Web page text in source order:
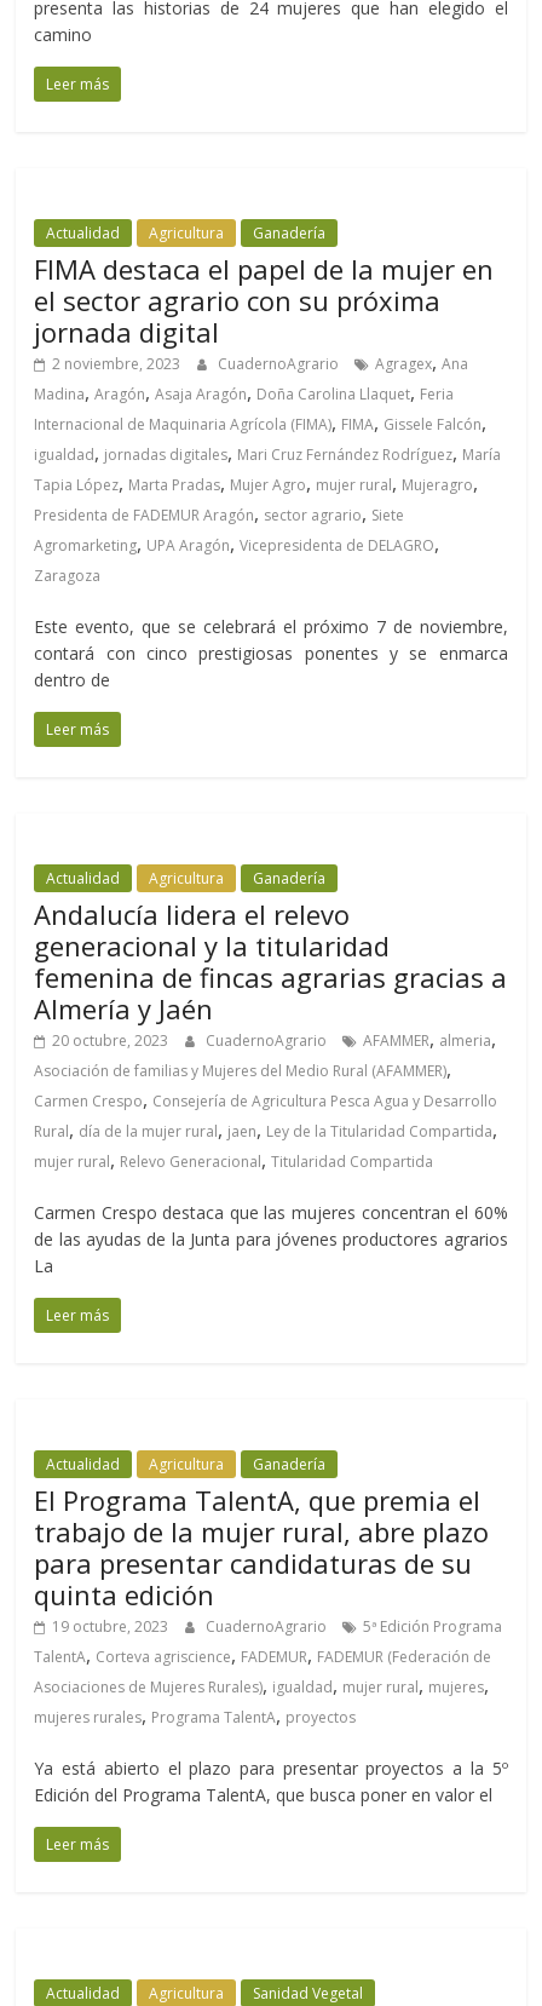
presenta las historias de 24 mujeres que han elegido el
camino
Leer más
Actualidad Agricultura Ganadería
FIMA destaca el papel de la mujer en
el sector agrario con su próxima
jornada digital
2 noviembre, 2023 CuadernoAgrario Agragex,Ana
Madina,Aragón,Asaja Aragón, Doña Carolina Llaquet, Feria
Internacional de Maquinaria Agrícola (FIMA), FIMA, Gissele Falcón,
igualdad, jornadas digitales, Mari Cruz Fernández Rodríguez, María
Tapia López, Marta Pradas, Mujer Agro, mujer rural, Mujeragro,
Presidenta de FADEMUR Aragón, sector agrario, Siete
Agromarketing, UPA Aragón,Vicepresidenta de DELAGRO,
Zaragoza
Este evento, que se celebrará el próximo 7 de noviembre,
contará con cinco prestigiosas ponentes y se enmarca
dentro de
Leer más
Actualidad Agricultura Ganadería
Andalucía lidera el relevo
generacional y la titularidad
femenina de fincas agrarias gracias a
Almería y Jaén
20 octubre, 2023 CuadernoAgrario AFAMMER, almeria,
Asociación de familias y Mujeres del Medio Rural (AFAMMER),
Carmen Crespo, Consejería de Agricultura Pesca Agua y Desarrollo
Rural, día de la mujer rural, jaen, Ley de la Titularidad Compartida,
mujer rural, Relevo Generacional,Titularidad Compartida
Carmen Crespo destaca que las mujeres concentran el 60%
de las ayudas de la Junta para jóvenes productores agrarios
La
Leer más
Actualidad Agricultura Ganadería
El Programa TalentA, que premia el
trabajo de la mujer rural, abre plazo
para presentar candidaturas de su
quinta edición
19 octubre, 2023 CuadernoAgrario
5ª Edición Programa
TalentA, Corteva agriscience, FADEMUR, FADEMUR (Federación de
Asociaciones de Mujeres Rurales), igualdad, mujer rural, mujeres,
mujeres rurales, Programa TalentA, proyectos
Ya está abierto el plazo para presentar proyectos a la 5º
Edición del Programa TalentA, que busca poner en valor el
Leer más
Actualidad Agricultura Sanidad Vegetal